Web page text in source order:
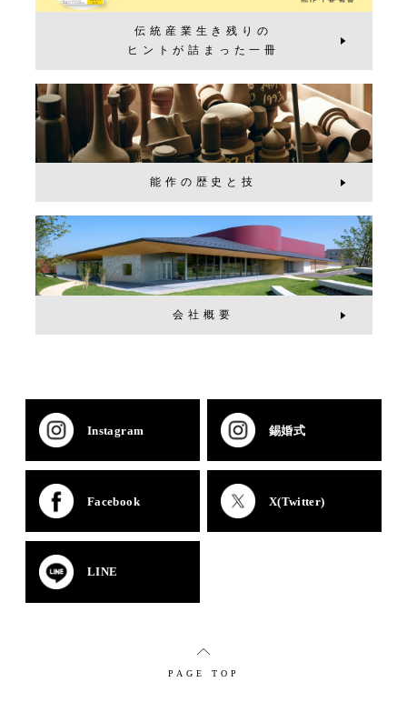
伝統産業生き残りの
ヒントが詰まった一冊
能作の歴史と技
会社概要
Instagram 錫婚式
Facebook X(Twitter)
LINE
PAGE TOP